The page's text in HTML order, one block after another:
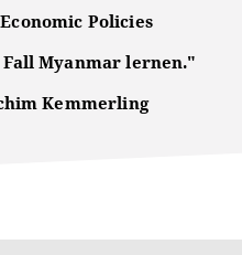
Policies
Myanmar lernen."
Kemmerling